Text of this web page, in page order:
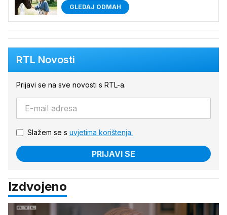
GLEDAJ ODMAH
RTL Novosti
Prijavi se na sve novosti s RTL-a.
Slažem se s uvjetima korištenja.
PRIJAVI SE
Izdvojeno